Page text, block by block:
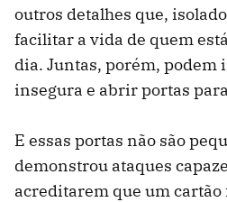
outros detalhes que,
facilitar a vida de quem
dia. Juntas, porém, podem
insegura e abrir portas
E essas portas não são
demonstrou ataques
acreditarem que um cartão